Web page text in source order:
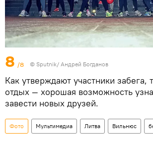
8 /8 © Sputnik/ Андрей Богданов
Как утверждают участники забега,
отдых — хорошая возможность
завести новых друзей.
Фото Мультимедиа Литва Вильнюс